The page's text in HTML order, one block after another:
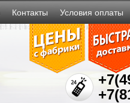
Контакты Условия оплаты